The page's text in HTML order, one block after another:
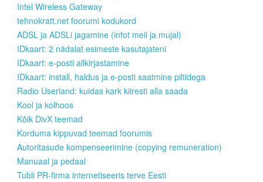
Intel Wireless Gateway
tehnokratt.net foorumi kodukord
ADSL ja ADSLi jagamine (infot meil ja mujal)
IDkaart: 2 nädalat esimeste kasutajateni
IDkaart: e-posti allkirjastamine
IDkaart: install, haldus ja e-posti saatmine piltidega
Radio Userland: kuidas kark kiiresti alla saada
Kool ja kolhoos
Kõik DivX teemad
Korduma kippuvad teemad foorumis
Autoritasude kompenseerimine (copying remuneration)
Manuaal ja pedaal
Tubli PR-firma internetiseeris terve Eesti